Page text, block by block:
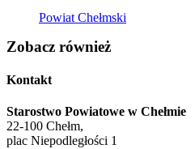
Powiat Chełmski
Zobacz również
Kontakt
Starostwo Powiatowe w Chełmie
22-100 Chełm,
plac Niepodległości 1